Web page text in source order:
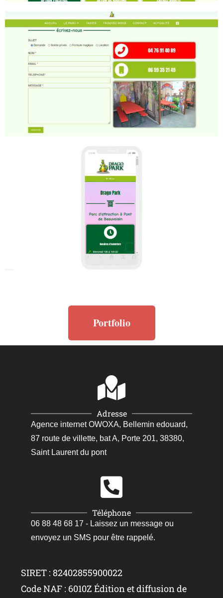
Portfolio
Adresse
Agence internet OWOXA, Bellemin edouard,
87 route de villette, bat A, Porte 201, 38380,
Saint Laurent du pont
Téléphone
06 88 48 68 17 - Laissez un message ou
envoyez un SMS pour être rappelé.
SIRET : 82402855900022
Code NAF : 6010Z Édition et diffusion de